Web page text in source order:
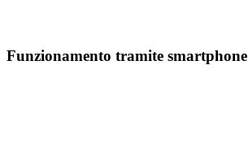
Funzionamento tramite smartphone